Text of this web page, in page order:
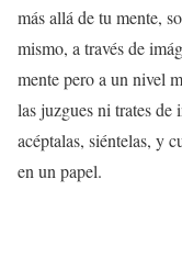
más allá de tu mente,
mismo, a través de
mente pero a un nivel
las juzgues ni trates de
acéptalas, siéntelas, y
en un papel.